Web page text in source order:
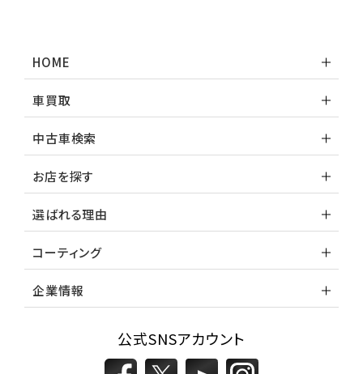
HOME
車買取
中古車検索
お店を探す
選ばれる理由
コーティング
企業情報
公式SNSアカウント